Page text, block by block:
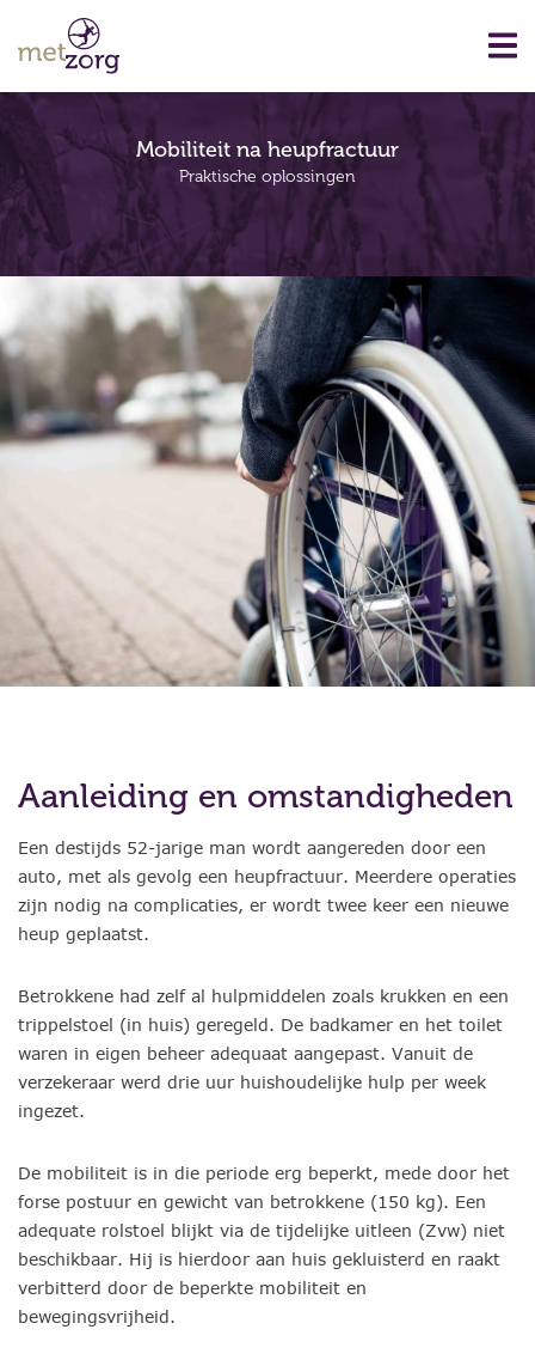
Mobiliteit na heupfractuur
Praktische oplossingen
Aanleiding en omstandigheden
Een destijds 52-jarige man wordt aangereden door een
auto, met als gevolg een heupfractuur. Meerdere operaties
zijn nodig na complicaties, er wordt twee keer een nieuwe
heup geplaatst.
Betrokkene had zelf al hulpmiddelen zoals krukken en een
trippelstoel (in huis) geregeld. De badkamer en het toilet
waren in eigen beheer adequaat aangepast. Vanuit de
verzekeraar werd drie uur huishoudelijke hulp per week
ingezet.
De mobiliteit is in die periode erg beperkt, mede door het
forse postuur en gewicht van betrokkene (150 kg). Een
adequate rolstoel blijkt via de tijdelijke uitleen (Zvw) niet
beschikbaar. Hij is hierdoor aan huis gekluisterd en raakt
verbitterd door de beperkte mobiliteit en
bewegingsvrijheid.